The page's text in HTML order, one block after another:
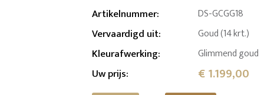
Artikelnummer: DS-GCGG18
Vervaardigd uit: Goud (14 krt.)
Kleurafwerking: Glimmend goud
Uw prijs: € 1.199,00